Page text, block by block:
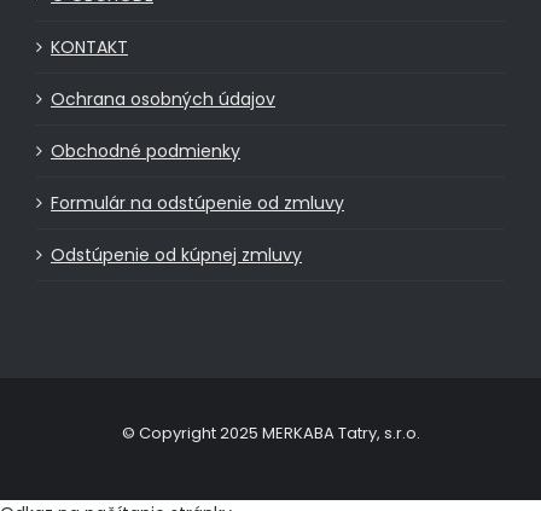
KONTAKT
Ochrana osobných údajov
Obchodné podmienky
Formulár na odstúpenie od zmluvy
Odstúpenie od kúpnej zmluvy
© Copyright 2025 MERKABA Tatry, s.r.o.